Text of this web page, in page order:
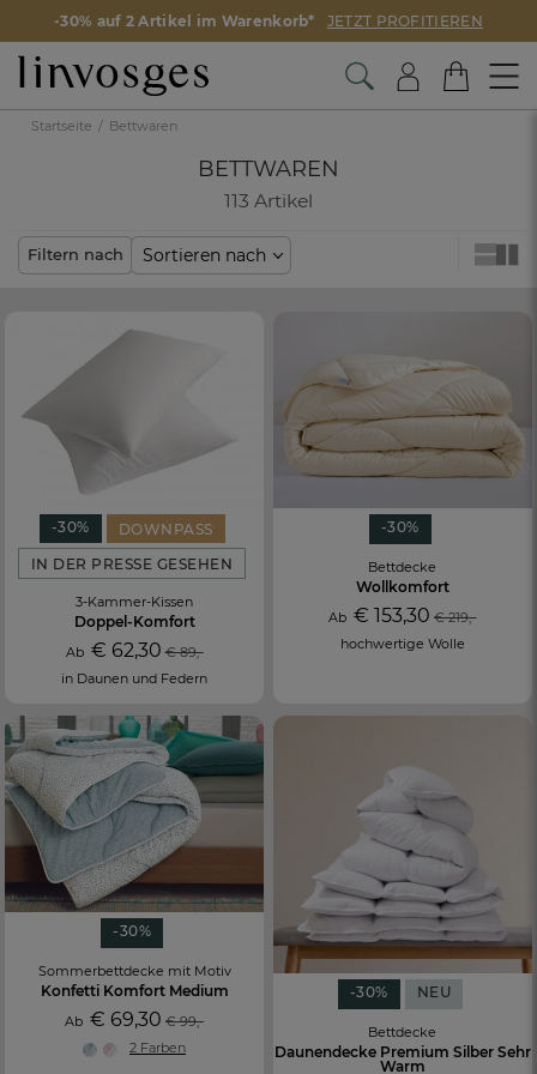
-30% auf 2 Artikel im Warenkorb* JETZT PROFITIEREN
AT
BE
CH
Startseite Bettwaren
BETTWAREN
113 Artikel
Filtern nach Sortieren nach
-30%
DOWNPASS
IN DER PRESSE GESEHEN
3-Kammer-Kissen
Doppel-Komfort
Ab € 62,30 € 89,-
in Daunen und Federn
-30%
Bettdecke
Wollkomfort
Ab€ 153,30 € 219,-
hochwertige Wolle
-30%
Sommerbettdecke mit Motiv
Konfetti Komfort Medium
Ab€ 69,30 € 99,-
2 Farben
-30% NEU
Bettdecke
Daunendecke Premium Silber Sehr
Warm